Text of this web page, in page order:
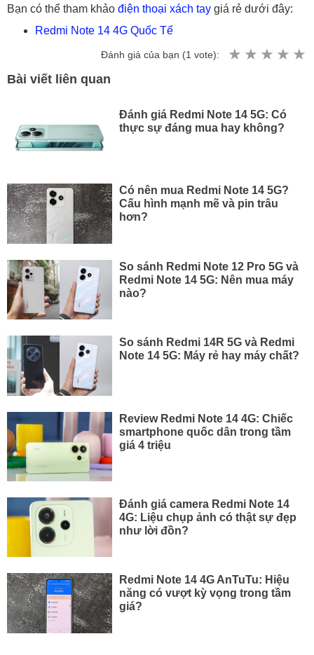
Bạn có thể tham khảo điện thoại xách tay giá rẻ dưới đây:
Redmi Note 14 4G Quốc Tế
Đánh giá của bạn (1 vote):
Bài viết liên quan
Đánh giá Redmi Note 14 5G: Có
thực sự đáng mua hay không?
Có nên mua Redmi Note 14 5G?
Cấu hình mạnh mẽ và pin trâu
hơn?
So sánh Redmi Note 12 Pro 5G và
Redmi Note 14 5G: Nên mua máy
nào?
So sánh Redmi 14R 5G và Redmi
Note 14 5G: Máy rẻ hay máy chất?
Review Redmi Note 14 4G: Chiếc
smartphone quốc dân trong tầm
giá 4 triệu
Đánh giá camera Redmi Note 14
4G: Liệu chụp ảnh có thật sự đẹp
như lời đồn?
Redmi Note 14 4G AnTuTu: Hiệu
năng có vượt kỳ vọng trong tầm
giá?